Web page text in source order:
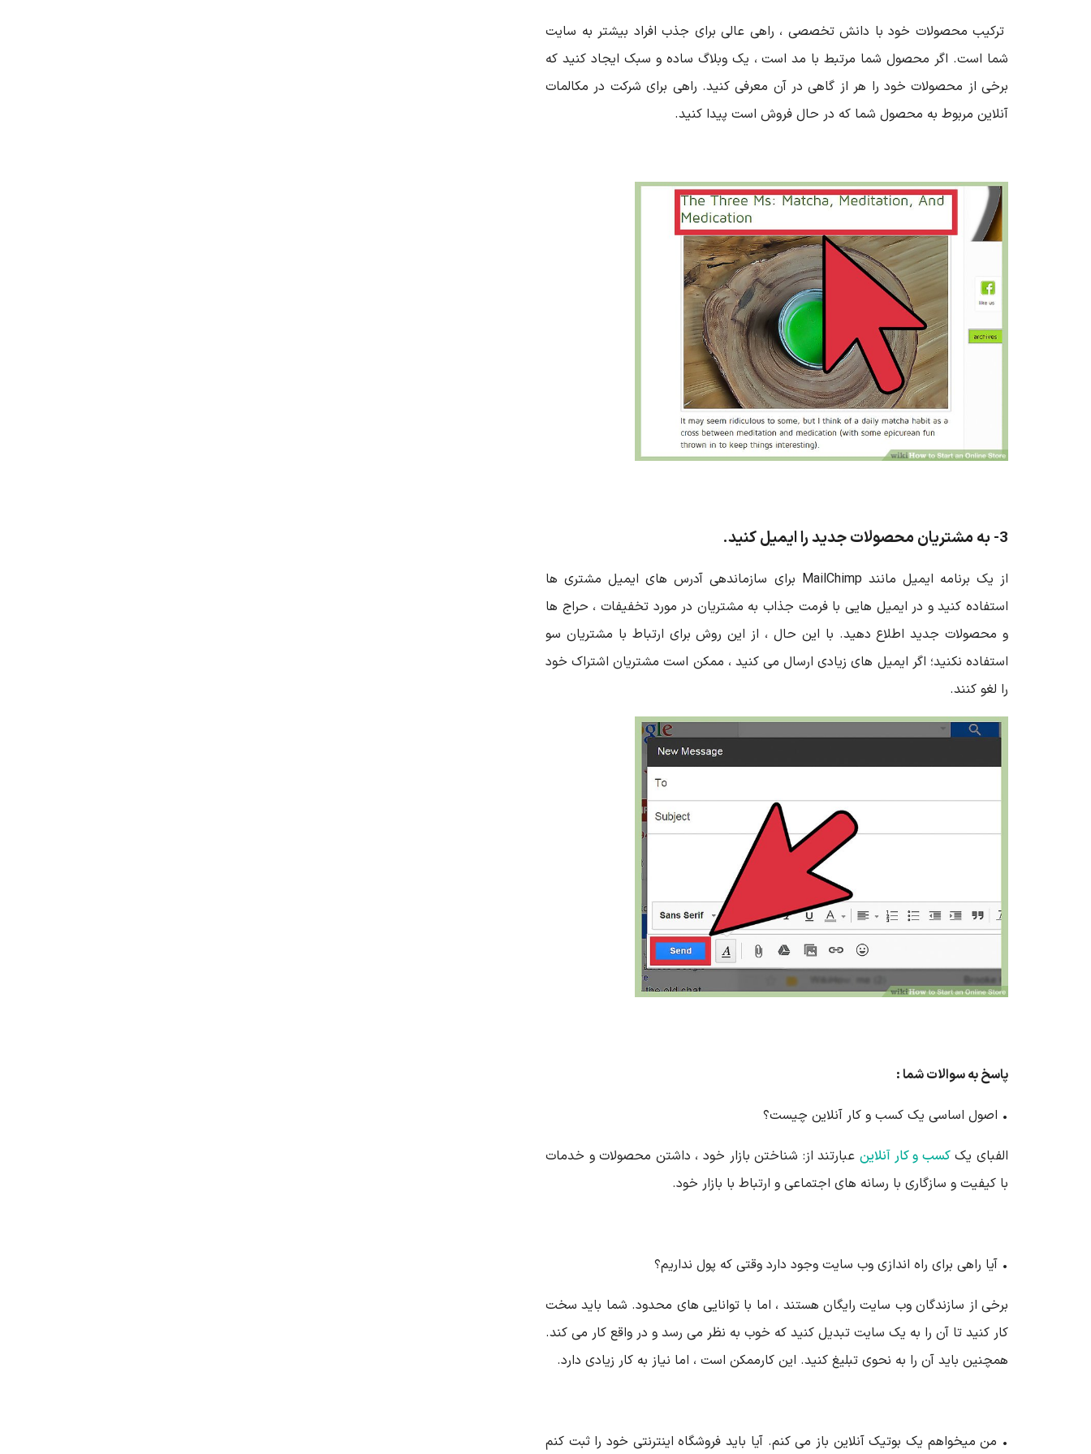
ترکیب محصولات خود با دانش تخصصی ، راهی عالی برای جذب افراد بیشتر به سایت
شما است. اگر محصول شما مرتبط با مد است ، یک وبلاگ ساده و سبک ایجاد کنید که
برخی از محصولات خود را هر از گاهی در آن معرفی کنید. راهی برای شرکت در مکالمات
آنلاین مربوط به محصول شما که در حال فروش است پیدا کنید.
3- به مشتریان محصولات جدید را ایمیل کنید.
از یک برنامه ایمیل مانند MailChimp برای سازماندهی آدرس های ایمیل مشتری ها
استفاده کنید و در ایمیل هایی با فرمت جذاب به مشتریان در مورد تخفیفات ، حراج ها
و محصولات جدید اطلاع دهید. با این حال ، از این روش برای ارتباط با مشتریان سو
استفاده نکنید؛ اگر ایمیل های زیادی ارسال می کنید ، ممکن است مشتریان اشتراک خود
را لغو کنند.
پاسخ به سوالات شما :
• اصول اساسی یک کسب و کار آنلاین چیست؟
الفبای یککسب و کار آنلاین عبارتند از: شناختن بازار خود ، داشتن محصولات و خدمات
با کیفیت و سازگاری با رسانه های اجتماعی و ارتباط با بازار خود.
• آیا راهی برای راه اندازی وب سایت وجود دارد وقتی که پول نداریم؟
برخی از سازندگان وب سایت رایگان هستند ، اما با توانایی های محدود. شما باید سخت
کار کنید تا آن را به یک سایت تبدیل کنید که خوب به نظر می رسد و در واقع کار می کند.
همچنین باید آن را به نحوی تبلیغ کنید. این کارممکن است ، اما نیاز به کار زیادی دارد.
• من میخواهم یک بوتیک آنلاین باز می کنم. آیا باید فروشگاه اینترنتی خود را ثبت کنم